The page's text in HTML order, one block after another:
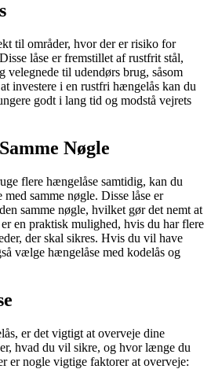
til områder, hvor der er risiko for
låse er fremstillet af rustfrit stål,
velegnede til udendørs brug, såsom
investere i en rustfri hængelås kan du
godt i lang tid og modstå vejrets
Nøgle
flere hængelåse samtidig, kan du
samme nøgle. Disse låse er
samme nøgle, hvilket gør det nemt at
en praktisk mulighed, hvis du har flere
der skal sikres. Hvis du vil have
vælge hængelåse med kodelås og
er det vigtigt at overveje dine
hvad du vil sikre, og hvor længe du
er nogle vigtige faktorer at overveje: